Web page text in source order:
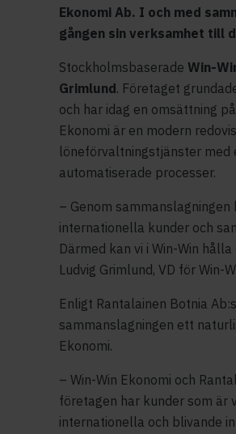
Ekonomi Ab. I och med
gången sin verksamhet till
Stockholmsbaserade Win-
Grimlund. Företaget
och har idag en omsättning
Ekonomi är en modern
löneförvaltningstjänster med
automatiserade processer.
– Genom
internationella kunder och
Därmed kan vi i Win-Win
Ludvig Grimlund, VD för Win-
Enligt Rantalainen Botnia
sammanslagningen ett
Ekonomi.
– Win-Win Ekonomi och
företagen har kunder som är
internationella och blivande